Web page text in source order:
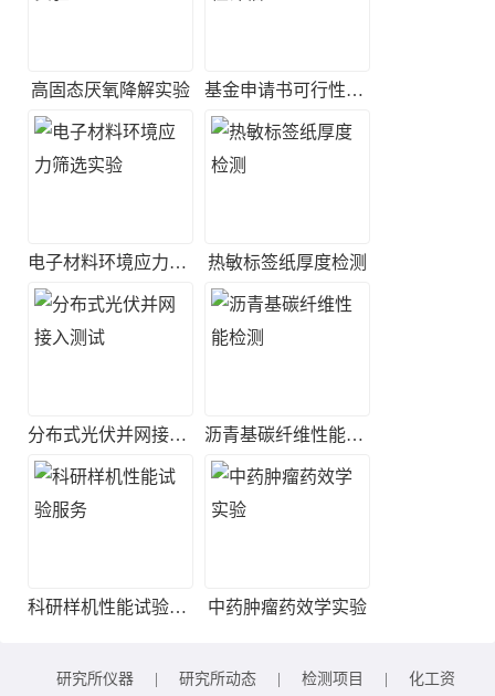
高固态厌氧降解实验 基金申请书可行性评估
电子材料环境应力筛选实验 热敏标签纸厚度检测
分布式光伏并网接入测试 沥青基碳纤维性能检测
科研样机性能试验服务 中药肿瘤药效学实验
研究所仪器 研究所动态 检测项目 化工资